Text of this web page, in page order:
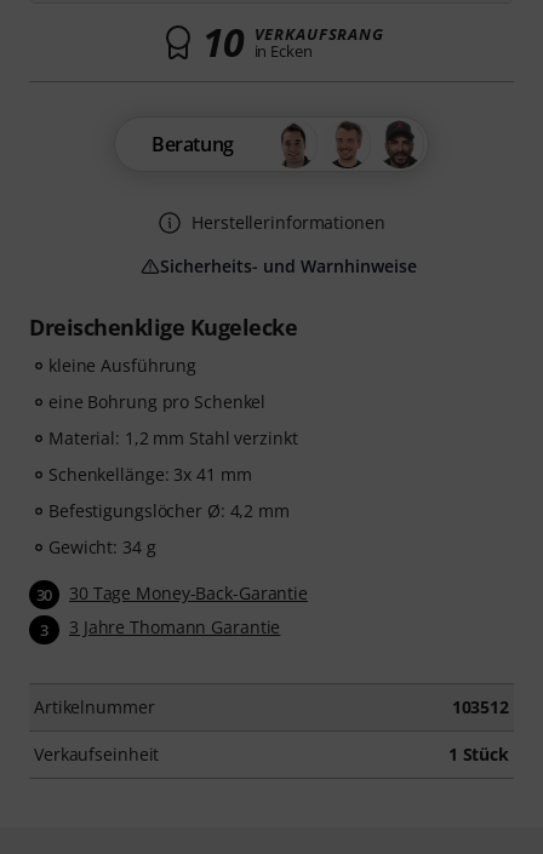
Dreischenklige Kugelecke
kleine Ausführung
eine Bohrung pro Schenkel
Material: 1,2 mm Stahl verzinkt
Schenkellänge: 3x 41 mm
Befestigungslöcher Ø: 4,2 mm
Gewicht: 34 g
30 30 Tage Money-Back-Garantie
3 3 Jahre Thomann Garantie
Artikelnummer 103512
Verkaufseinheit 1 Stück
10 VERKAUFSRANG
in Ecken
Beratung
Herstellerinformationen
Sicherheits- und Warnhinweise